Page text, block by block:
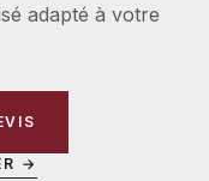
adapté à votre
→